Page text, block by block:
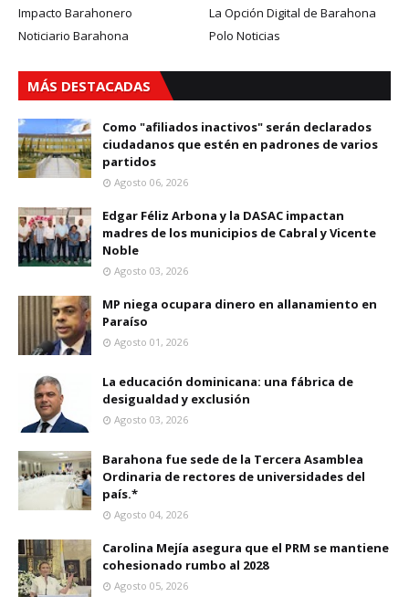
Impacto Barahonero
La Opción Digital de Barahona
Noticiario Barahona
Polo Noticias
MÁS DESTACADAS
Como "afiliados inactivos" serán declarados
ciudadanos que estén en padrones de varios
partidos
Agosto 06, 2026
Edgar Féliz Arbona y la DASAC impactan
madres de los municipios de Cabral y Vicente
Noble
Agosto 03, 2026
MP niega ocupara dinero en allanamiento en
Paraíso
Agosto 01, 2026
La educación dominicana: una fábrica de
desigualdad y exclusión
Agosto 03, 2026
Barahona fue sede de la Tercera Asamblea
Ordinaria de rectores de universidades del
país.*
Agosto 04, 2026
Carolina Mejía asegura que el PRM se mantiene
cohesionado rumbo al 2028
Agosto 05, 2026